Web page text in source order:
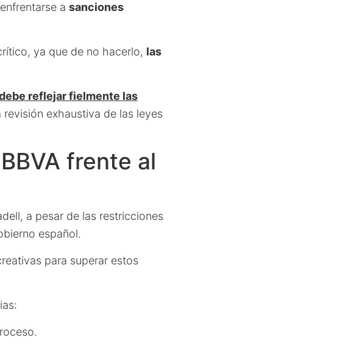
a sanciones
ya que de no hacerlo, las
reflejar fielmente las
revisión exhaustiva de las leyes
frente al
a pesar de las restricciones
español.
para superar estos